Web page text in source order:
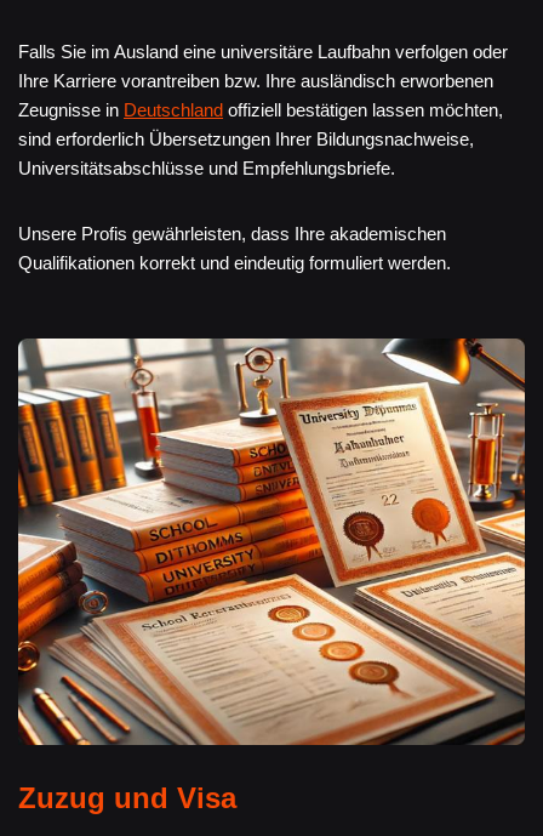
Falls Sie im Ausland eine universitäre Laufbahn verfolgen oder
Ihre Karriere vorantreiben bzw. Ihre ausländisch erworbenen
Zeugnisse in Deutschland offiziell bestätigen lassen möchten,
sind erforderlich Übersetzungen Ihrer Bildungsnachweise,
Universitätsabschlüsse und Empfehlungsbriefe.
Unsere Profis gewährleisten, dass Ihre akademischen
Qualifikationen korrekt und eindeutig formuliert werden.
Zuzug und Visa